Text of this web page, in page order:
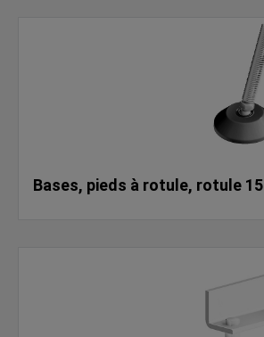
Bases, pieds à rotule, rotule 15